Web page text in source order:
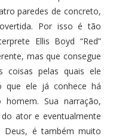
paredes de concreto,
Por isso é tão
Ellis Boyd “Red”
mas que consegue
coisas pelas quais ele
que ele já conhece há
Sua narração,
ator e eventualmente
Deus, é também muito